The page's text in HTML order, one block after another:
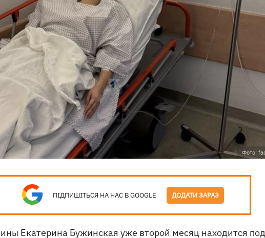
Фото:
ПІДПИШІТЬСЯ НА НАС В GOOGLE ДОДАТИ ЗАРАЗ
Екатерина Бужинская уже второй месяц находится